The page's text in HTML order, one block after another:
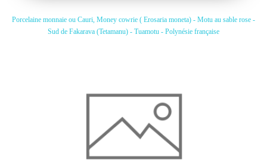
Porcelaine monnaie ou Cauri, Money cowrie ( Erosaria moneta) - Motu au sable rose -
Sud de Fakarava (Tetamanu) - Tuamotu - Polynésie française